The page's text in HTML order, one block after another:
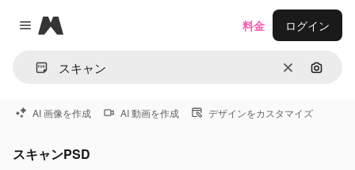
Close menu
Magnific
消去 画像で
料金 ログイン
AI 画像を作成 AI 動画を作成 デザインをカスタマイズ
スキャンPSD